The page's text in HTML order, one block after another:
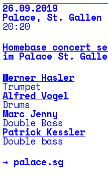
26.09.2019
Palace, St. Gallen
20:20
Homebase concert
im Palace St.
Werner Hasler
Trumpet
Alfred Vogel
Drums
Marc Jenny
Double Bass
Patrick Kessler
Double bass
→ palace.sg